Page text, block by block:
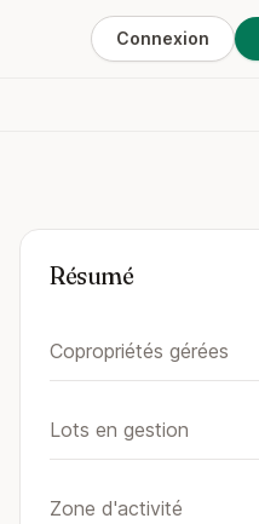
Connexion
Résumé
Copropriétés gérées
Lots en gestion
Zone d'activité